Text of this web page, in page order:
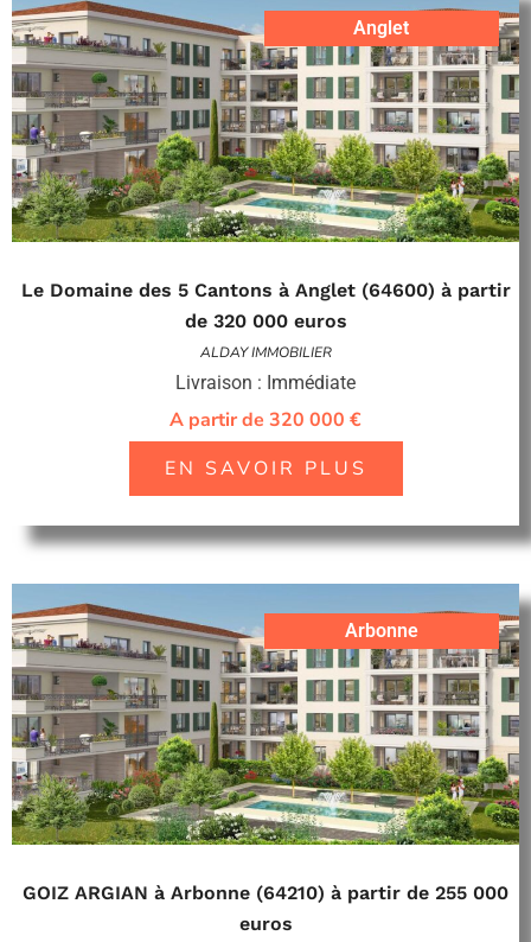
Anglet
Le Domaine des 5 Cantons à Anglet (64600) à partir
de 320 000 euros
ALDAY IMMOBILIER
Livraison : Immédiate
A partir de 320 000 €
EN SAVOIR PLUS
Arbonne
GOIZ ARGIAN à Arbonne (64210) à partir de 255 000
euros